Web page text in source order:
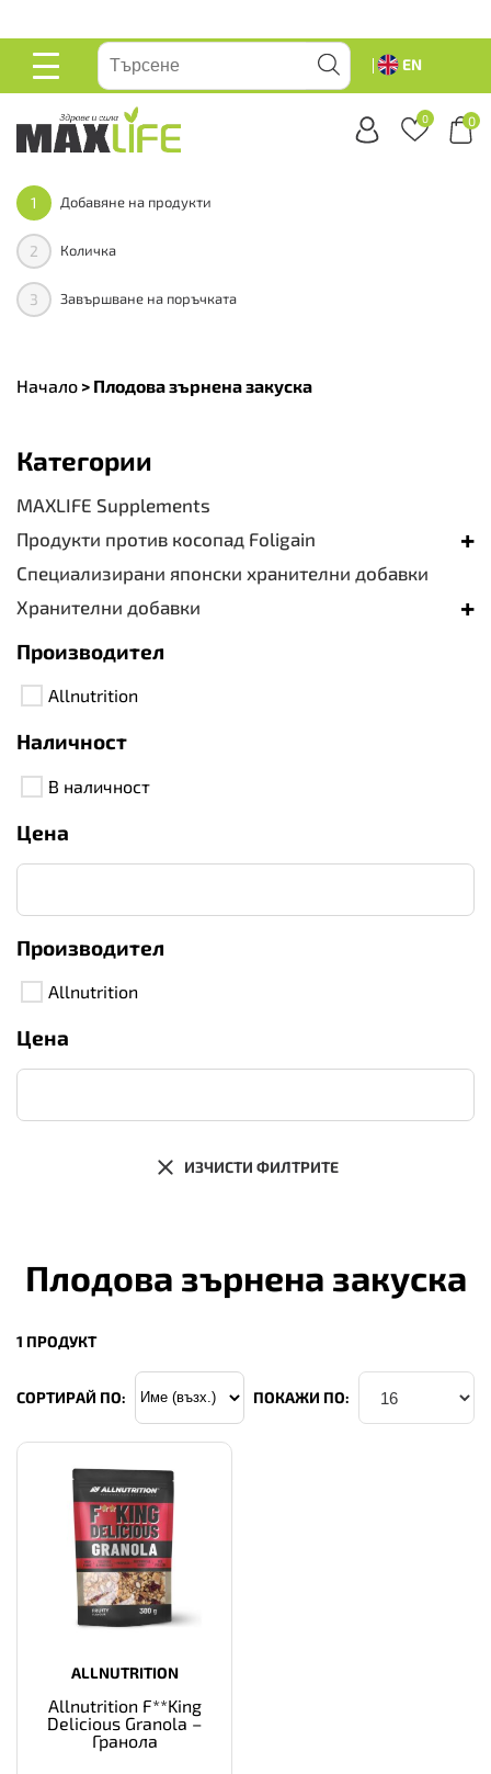
ОСНОВНО
EN
0 0
1 Добавяне на продукти
2 Количка
3 Завършване на поръчката
Начало > Плодова зърнена закуска
Категории
MAXLIFE Supplements
Продукти против косопад Foligain
+
Специализирани японски хранителни добавки
Хранителни добавки
+
Производител
Allnutrition
Наличност
В наличност
Цена
Производител
Allnutrition
Цена
ИЗЧИСТИ ФИЛТРИТЕ
Плодова зърнена закуска
1 ПРОДУКТ
СОРТИРАЙ ПО: ПОКАЖИ ПО:
ALLNUTRITION
Allnutrition F**King
Delicious Granola –
Гранола